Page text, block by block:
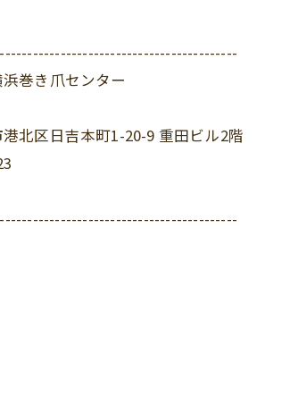
巻き爪センター
北区日吉本町1-20-9 重田ビル2階